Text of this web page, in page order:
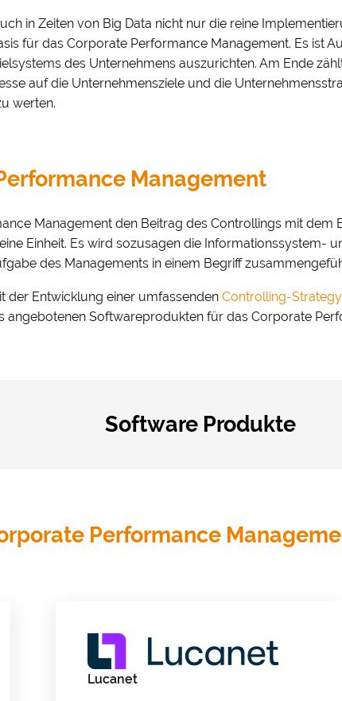
in Zeiten von Big Data nicht nur die reine
für das Corporate Performance Management. Es ist
des Unternehmens auszurichten. Am Ende
auf die Unternehmensziele und die
werten.
Management
Management den Beitrag des Controllings mit
Einheit. Es wird sozusagen die
des Managements in einem Begriff
der Entwicklung einer umfassenden Controlling-Strategy
Softwareprodukten für das Corporate
Software Produkte
Performance
Lucanet
& Datenschutz­einstellungen